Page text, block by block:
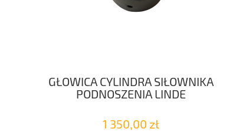
GŁOWICA CYLINDRA SIŁOWNIKA
PODNOSZENIA LINDE
1 350,00 zł